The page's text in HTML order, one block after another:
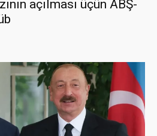
açılması üçün ABŞ-